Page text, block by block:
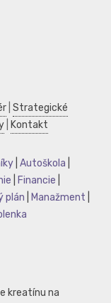
Strategické
Kontakt
Autoškola
Financie
plán Manažment
kreatínu na